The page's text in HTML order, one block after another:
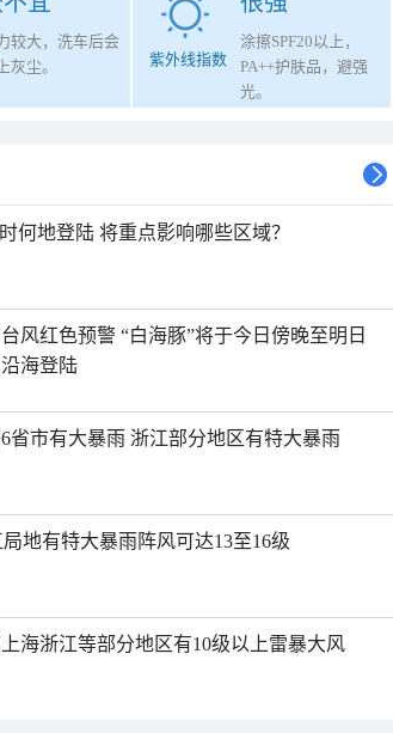
较大，洗车后会
灰尘。
紫外线指数
涂擦SPF20以上，
PA++护肤品，避强
光。
何地登陆 将重点影响哪些区域？
风红色预警 “白海豚”将于今日傍晚至明日
海登陆
省市有大暴雨 浙江部分地区有特大暴雨
地有特大暴雨阵风可达13至16级
海浙江等部分地区有10级以上雷暴大风